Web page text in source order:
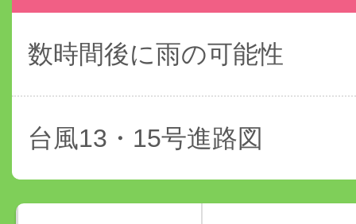
数時間後に雨の可能性
台風13・15号進路図